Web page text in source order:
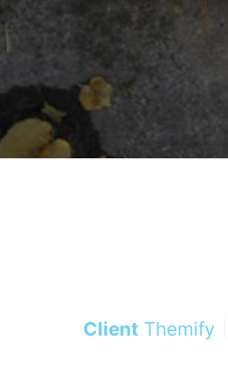
Client Themify